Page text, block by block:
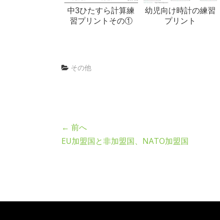
中3ひたすら計算練
習プリントその①
幼児向け時計の練習
プリント
その他
← 前へ
EU加盟国と非加盟国、NATO加盟国